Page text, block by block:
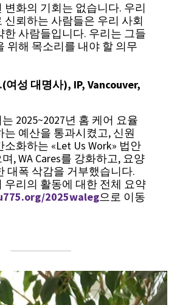
변화의 기회는 없습니다. 우리
신뢰하는 사람들은 우리 사회
한 사람들입니다. 우리는 그들
위해 목소리를 내야 할 의무
성 대명사), IP, Vancouver,
2025~2027년 홈 케어 요율
는 예산을 통과시켰고, 신원
화하는 «Let Us Work» 법안
, WA Cares를 강화하고, 요양
대폭 삭감을 거부했습니다.
우리의 활동에 대한 전체 요약
2025waleg으로 이동